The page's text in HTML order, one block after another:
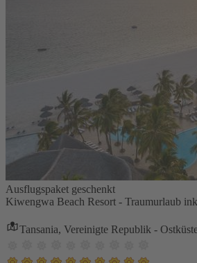
Ausflugspaket geschenkt
Kiwengwa Beach Resort - Traumurlaub
Tansania, Vereinigte Republik -